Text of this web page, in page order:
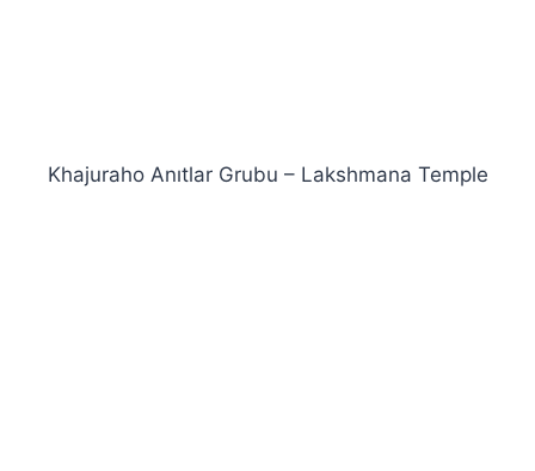
Khajuraho Anıtlar Grubu – Lakshmana Temple